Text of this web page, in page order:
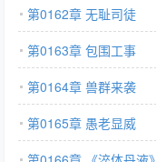
第0162章 无耻司徒
第0163章 包围工事
第0164章 兽群来袭
第0165章 愚老显威